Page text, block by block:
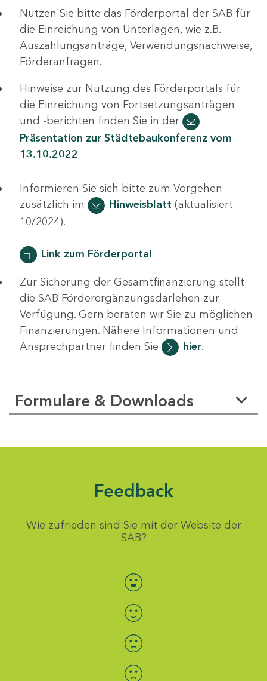
Nutzen Sie bitte das Förderportal der SAB für
die Einreichung von Unterlagen, wie z.B.
Auszahlungsanträge, Verwendungsnachweise,
Förderanfragen.
Hinweise zur Nutzung des Förderportals für
die Einreichung von Fortsetzungsanträgen
und -berichten finden Sie in der
Präsentation zur Städtebaukonferenz vom
13.10.2022
Informieren Sie sich bitte zum Vorgehen
zusätzlich im
Hinweisblatt (aktualisiert
10/2024).
Link zum Förderportal
Zur Sicherung der Gesamtfinanzierung stellt
die SAB Förderergänzungsdarlehen zur
Verfügung. Gern beraten wir Sie zu möglichen
Finanzierungen. Nähere Informationen und
Ansprechpartner finden Sie
hier.
Formulare & Downloads
Feedback
Wie zufrieden sind Sie mit der Website der
SAB?
Bewertung auswählen